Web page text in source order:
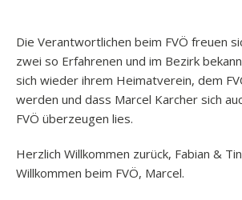
Die Verantwortlichen beim FVÖ freuen
zwei so Erfahrenen und im Bezirk
sich wieder ihrem Heimatverein, dem
werden und dass Marcel Karcher sich
FVÖ überzeugen lies.
Herzlich Willkommen zurück, Fabian &
Willkommen beim FVÖ, Marcel.